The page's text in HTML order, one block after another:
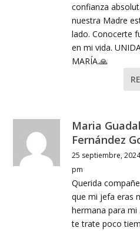
confianza
nuestra Madre
lado. Conocerte
en mi vida.
MARÍA.🙏
Maria
Fernández
25 septiembre,
pm
Querida
que mi jefa eras
hermana para mi
te trate poco